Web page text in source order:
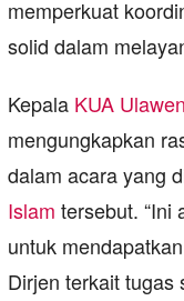
memperkuat
solid dalam
Kepala KUA
mengungkapkan
dalam acara yang
Islam tersebut. “Ini
untuk
Dirjen terkait tugas